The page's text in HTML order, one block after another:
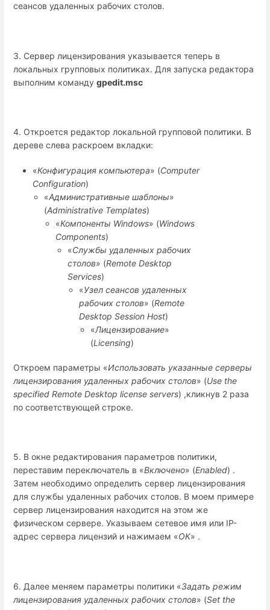
сеансов удаленных рабочих столов.
3. Сервер лицензирования указывается теперь в
локальных групповых политиках. Для запуска редактора
выполним команду gpedit.msc
4. Откроется редактор локальной групповой политики. В
дереве слева раскроем вкладки:
«Конфигурация компьютера» (Computer
Configuration)
«Административные шаблоны»
(Administrative Templates)
«Компоненты Windows» (Windows
Components)
«Службы удаленных рабочих
столов» (Remote Desktop
Services)
«Узел сеансов удаленных
рабочих столов» (Remote
Desktop Session Host)
«Лицензирование»
(Licensing)
Откроем параметры «Использовать указанные серверы
лицензирования удаленных рабочих столов» (Use the
specified Remote Desktop license servers) ,кликнув 2 раза
по соответствующей строке.
5. В окне редактирования параметров политики,
переставим переключатель в «Включено» (Enabled) .
Затем необходимо определить сервер лицензирования
для службы удаленных рабочих столов. В моем примере
сервер лицензирования находится на этом же
физическом сервере. Указываем сетевое имя или IP-
адрес сервера лицензий и нажимаем «ОК» .
6. Далее меняем параметры политики «Задать режим
лицензирования удаленных рабочих столов» (Set the